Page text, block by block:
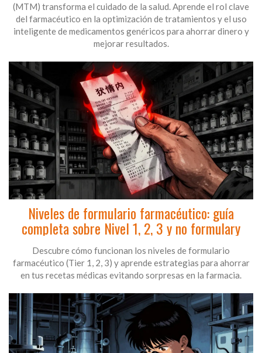
(MTM) transforma el cuidado de la salud. Aprende el rol clave
del farmacéutico en la optimización de tratamientos y el uso
inteligente de medicamentos genéricos para ahorrar dinero y
mejorar resultados.
Niveles de formulario farmacéutico: guía
completa sobre Nivel 1, 2, 3 y no formulary
Descubre cómo funcionan los niveles de formulario
farmacéutico (Tier 1, 2, 3) y aprende estrategias para ahorrar
en tus recetas médicas evitando sorpresas en la farmacia.